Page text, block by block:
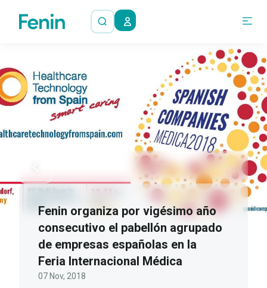
Fenin organiza por vigésimo año
consecutivo el pabellón agrupado
de empresas españolas en la
Feria Internacional Médica
07 Nov, 2018